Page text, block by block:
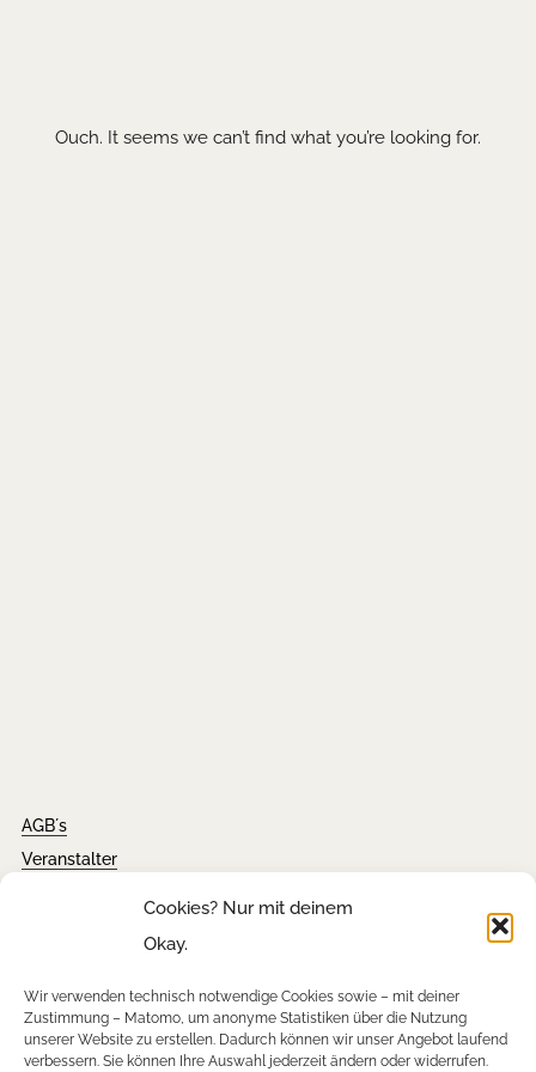
Cookies? Nur mit deinem
Okay.
Wir verwenden technisch notwendige Cookies sowie – mit deiner
Zustimmung – Matomo, um anonyme Statistiken über die Nutzung
unserer Website zu erstellen. Dadurch können wir unser Angebot laufend
verbessern. Sie können Ihre Auswahl jederzeit ändern oder widerrufen.
Ouch. It seems we can’t find what you’re looking for.
AGB´s
Veranstalter
Tickets
FAQ´s